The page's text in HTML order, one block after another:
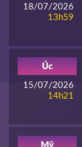
18/07/2026
13h59
15/07/2026
14h21
Úc
Mỹ